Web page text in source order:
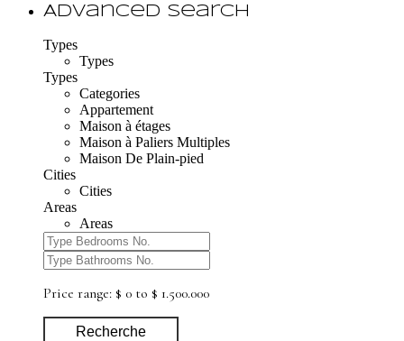
Advanced Search
Types
Types
Types
Categories
Appartement
Maison à étages
Maison à Paliers Multiples
Maison De Plain-pied
Cities
Cities
Areas
Areas
Price range: $ 0 to $ 1.500.000
Recherche